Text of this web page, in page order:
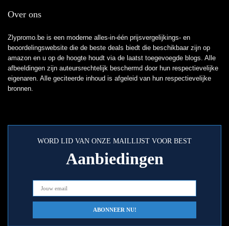
Over ons
Zlypromo.be is een moderne alles-in-één prijsvergelijkings- en
beoordelingswebsite die de beste deals biedt die beschikbaar zijn op
amazon en u op de hoogte houdt via de laatst toegevoegde blogs. Alle
afbeeldingen zijn auteursrechtelijk beschermd door hun respectievelijke
eigenaren. Alle geciteerde inhoud is afgeleid van hun respectievelijke
bronnen.
WORD LID VAN ONZE MAILLIJST VOOR BEST
Aanbiedingen